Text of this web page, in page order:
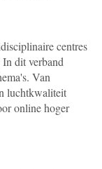
centres
dit verband
Van
luchtkwaliteit
online hoger